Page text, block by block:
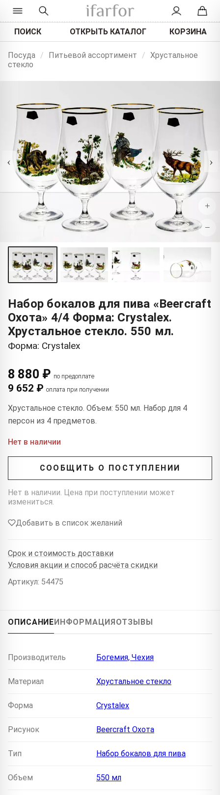
ПОИСК ОТКРЫТЬ КАТАЛОГ КОРЗИНА
Посуда / Питьевой ассортимент / Хрустальное
стекло
‹ ›
+
−
Набор бокалов для пива «Beercraft
Охота» 4/4 Форма: Crystalex.
Хрустальное стекло. 550 мл.
Форма: Crystalex
8 880 ₽ по предоплате
9 652 ₽ оплата при получении
Хрустальное стекло. Объем: 550 мл. Набор для 4
персон из 4 предметов.
Нет в наличии
СООБЩИТЬ О ПОСТУПЛЕНИИ
Нет в наличии. Цена при поступлении может
измениться.
Добавить в список желаний
Срок и стоимость доставки
Условия акции и способ расчёта скидки
Артикул: 54475
ОПИСАНИЕИНФОРМАЦИЯОТЗЫВЫ
Производитель Богемия, Чехия
Материал Хрустальное стекло
Форма Crystalex
Рисунок Beercraft Охота
Тип Набор бокалов для пива
Объем 550 мл